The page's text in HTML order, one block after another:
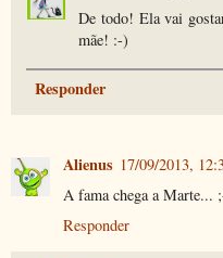
De todo! Ela vai
mãe! :-)
Responder
Alienus 17/09/2013,
A fama chega a Marte...
Responder